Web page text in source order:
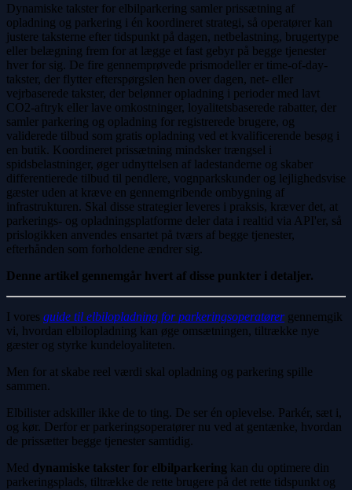
Dynamiske takster for elbilparkering samler prissætning af
opladning og parkering i én koordineret strategi, så operatører kan
justere taksterne efter tidspunkt på dagen, netbelastning, brugertype
eller belægning frem for at lægge et fast gebyr på begge tjenester
hver for sig. De fire gennemprøvede prismodeller er time-of-day-
takster, der flytter efterspørgslen hen over dagen, net- eller
vejrbaserede takster, der belønner opladning i perioder med lavt
CO2-aftryk eller lave omkostninger, loyalitetsbaserede rabatter, der
samler parkering og opladning for registrerede brugere, og
validerede tilbud som gratis opladning ved et kvalificerende besøg i
en butik. Koordineret prissætning mindsker trængsel i
spidsbelastninger, øger udnyttelsen af ladestanderne og skaber
differentierede tilbud til pendlere, vognparkskunder og lejlighedsvise
gæster uden at kræve en gennemgribende ombygning af
infrastrukturen. Skal disse strategier leveres i praksis, kræver det, at
parkerings- og opladningsplatforme deler data i realtid via API'er, så
prislogikken anvendes ensartet på tværs af begge tjenester,
efterhånden som forholdene ændrer sig.
Denne artikel gennemgår hvert af disse punkter i detaljer.
I vores guide til elbilopladning for parkeringsoperatørergennemgik
vi, hvordan elbilopladning kan øge omsætningen, tiltrække nye
gæster og styrke kundeloyaliteten.
Men for at skabe reel værdi skal opladning og parkering spille
sammen.
Elbilister adskiller ikke de to ting. De ser én oplevelse. Parkér, sæt i,
og kør. Derfor er parkeringsoperatører nu ved at gentænke, hvordan
de prissætter begge tjenester samtidig.
Med dynamiske takster for elbilparkering kan du optimere din
parkeringsplads, tiltrække de rette brugere på det rette tidspunkt og